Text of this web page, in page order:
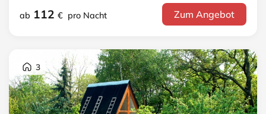
ab 112 € pro Nacht Zum Angebot
3